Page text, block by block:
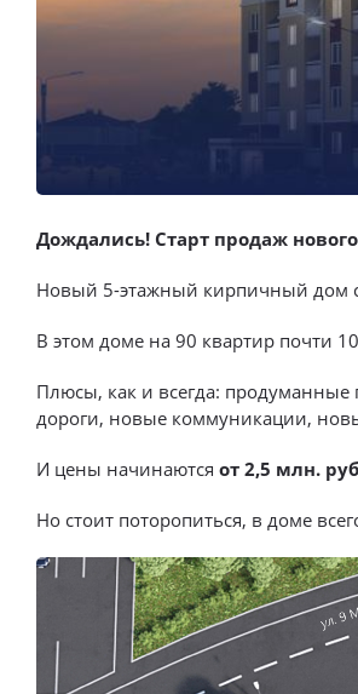
О компании
Онлайн-запись
Дождались! Старт продаж
Новый 5-этажный кирпичный дом
В этом доме на 90 квартир почти
Плюсы, как и всегда:
дороги, новые коммуникации,
И цены начинаются от 2,5 млн.
Но стоит поторопиться, в доме